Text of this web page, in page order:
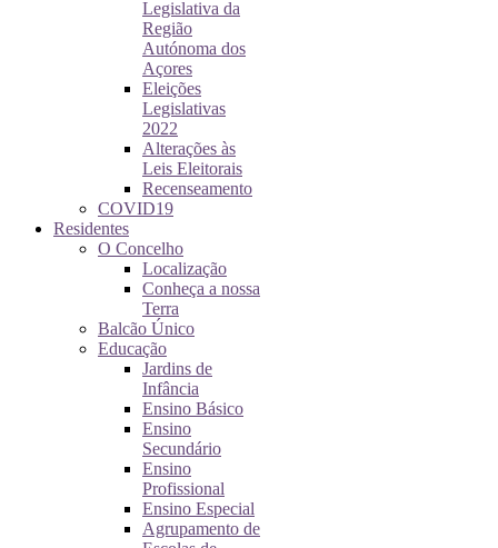
Legislativa da
Região
Autónoma dos
Açores
Eleições
Legislativas
2022
Alterações às
Leis Eleitorais
Recenseamento
COVID19
Residentes
O Concelho
Localização
Conheça a nossa
Terra
Balcão Único
Educação
Jardins de
Infância
Ensino Básico
Ensino
Secundário
Ensino
Profissional
Ensino Especial
Agrupamento de